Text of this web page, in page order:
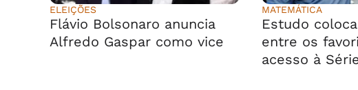
ELEIÇÕES
Flávio Bolsonaro anuncia
Alfredo Gaspar como vice
MATEMÁTICA
Estudo
entre os
acesso à